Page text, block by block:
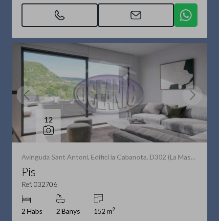
12
Avinguda Sant Antoni, Edifici la Cabanota, D302 (La Massana)
Pis
Ref. 032706
2 Habs 2 Banys 152 m2